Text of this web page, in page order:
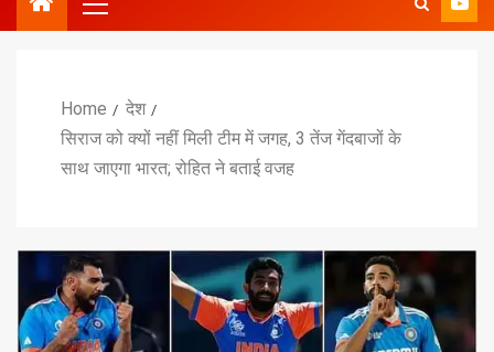
Home
देश
सिराज को क्यों नहीं मिली टीम में जगह, 3 तेंज गेंदबाजों के
साथ जाएगा भारत; रोहित ने बताई वजह